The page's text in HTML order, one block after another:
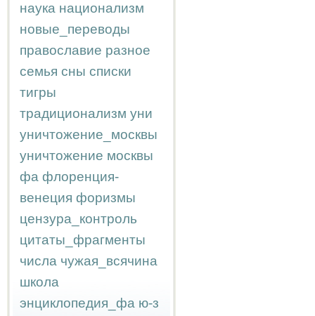
наука национализм
новые_переводы
православие разное
семья сны списки
тигры
традиционализм уни
уничтожение_москвы
уничтожение москвы
фа флоренция-
венеция форизмы
цензура_контроль
цитаты_фрагменты
числа чужая_всячина
школа
энциклопедия_фа ю-з